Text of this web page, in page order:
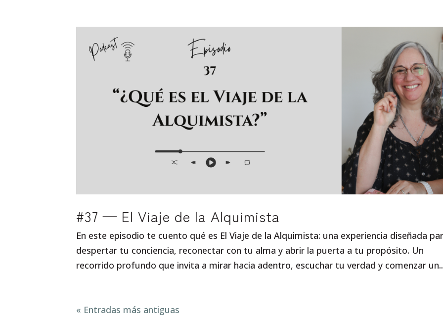
#37 — El Viaje de la Alquimista
En este episodio te cuento qué es El Viaje de la Alquimista: una experiencia diseñada
despertar tu conciencia, reconectar con tu alma y abrir la puerta a tu propósito. Un
recorrido profundo que invita a mirar hacia adentro, escuchar tu verdad y comenzar
« Entradas más antiguas